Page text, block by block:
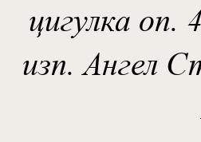
цигулка оп.
изп. Ангел